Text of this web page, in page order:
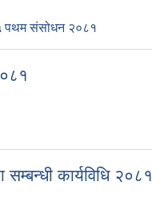
पथम संसोधन २०८१
कार्यविधि २०८१